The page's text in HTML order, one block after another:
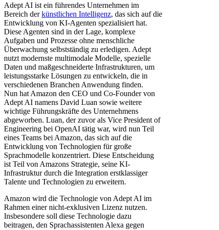
Adept AI ist ein führendes Unternehmen im
Bereich derkünstlichen Intelligenz, das sich auf die
Entwicklung von KI-Agenten spezialisiert hat.
Diese Agenten sind in der Lage, komplexe
Aufgaben und Prozesse ohne menschliche
Überwachung selbstständig zu erledigen. Adept
nutzt modernste multimodale Modelle, spezielle
Daten und maßgeschneiderte Infrastrukturen, um
leistungsstarke Lösungen zu entwickeln, die in
verschiedenen Branchen Anwendung finden.
Nun hat Amazon den CEO und Co-Founder von
Adept AI namens David Luan sowie weitere
wichtige Führungskräfte des Unternehmens
abgeworben. Luan, der zuvor als Vice President of
Engineering bei OpenAI tätig war, wird nun Teil
eines Teams bei Amazon, das sich auf die
Entwicklung von Technologien für große
Sprachmodelle konzentriert. Diese Entscheidung
ist Teil von Amazons Strategie, seine KI-
Infrastruktur durch die Integration erstklassiger
Talente und Technologien zu erweitern.
Amazon wird die Technologie von Adept AI im
Rahmen einer nicht-exklusiven Lizenz nutzen.
Insbesondere soll diese Technologie dazu
beitragen, den Sprachassistenten Alexa gegen